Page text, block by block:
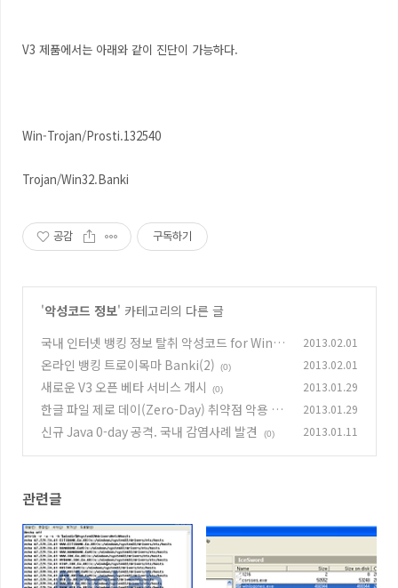
V3 제품에서는 아래와 같이 진단이 가능하다.
Win-Trojan/Prosti.132540
Trojan/Win32.Banki
공감 구독하기
'악성코드 정보' 카테고리의 다른 글
국내 인터넷 뱅킹 정보 탈취 악성코드 for Wind
ows, Android (0)
2013.02.01
온라인 뱅킹 트로이목마 Banki(2) (0) 2013.02.01
새로운 V3 오픈 베타 서비스 개시 (0) 2013.01.29
한글 파일 제로 데이(Zero-Day) 취약점 악용 공
격
(0)
2013.01.29
신규 Java 0-day 공격. 국내 감염사례 발견 (0) 2013.01.11
관련글